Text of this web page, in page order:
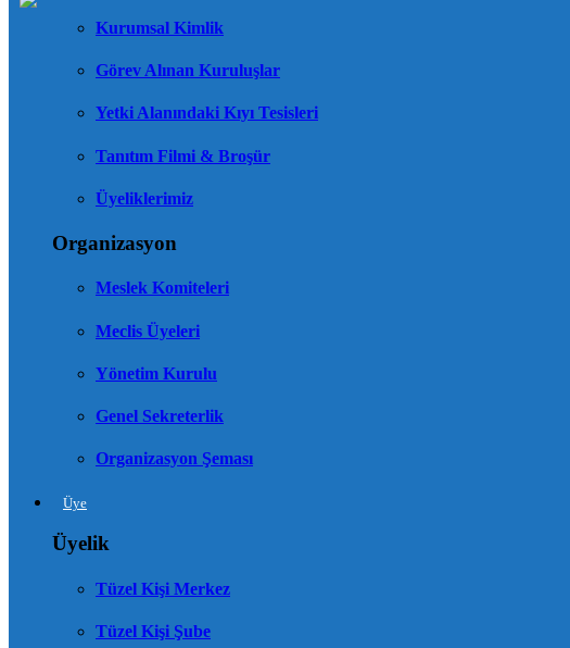
Kurumsal Kimlik
Görev Alınan Kuruluşlar
Yetki Alanındaki Kıyı Tesisleri
Tanıtım Filmi & Broşür
Üyeliklerimiz
Organizasyon
Meslek Komiteleri
Meclis Üyeleri
Yönetim Kurulu
Genel Sekreterlik
Organizasyon Şeması
Üye
Üyelik
Tüzel Kişi Merkez
Tüzel Kişi Şube